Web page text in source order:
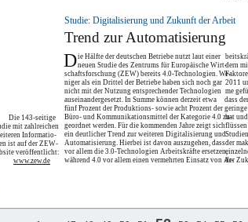
Studie: Digitalisierung und Zukunft der Arbeit
Trend zur Automatisierung
Die Hälfte der deutschen Betriebe nutzt laut einer
neuen Studie des Zentrums für Europäische Wirt-
schaftsforschung (ZEW) bereits 4.0-Technologien. We-
niger als ein Drittel der Betriebe haben sich noch gar
nicht mit der Nutzung entsprechender Technologien
auseinandergesetzt. In Summe können derzeit etwa
fünf Prozent der Produktions- sowie acht Prozent der
Büro- und Kommunikationsmittel der Kategorie 4.0 zu-
geordnet werden. Für die kommenden Jahre zeigt sich
ein deutlicher Trend zur weiteren Digitalisierung und
Automatisierung. Hierbei ist davon auszugehen, dass
vor allem die 3.0-Technologien Arbeitskräfte ersetzen,
während 4.0 vor allem einen vermehrten Einsatz von Ar-
dern
2011
me
dass
hat
der
der
Die 143-seitige
mit zahlreichen
Informatio-
ist auf der ZEW-
veröffentlicht:
www.zew.de